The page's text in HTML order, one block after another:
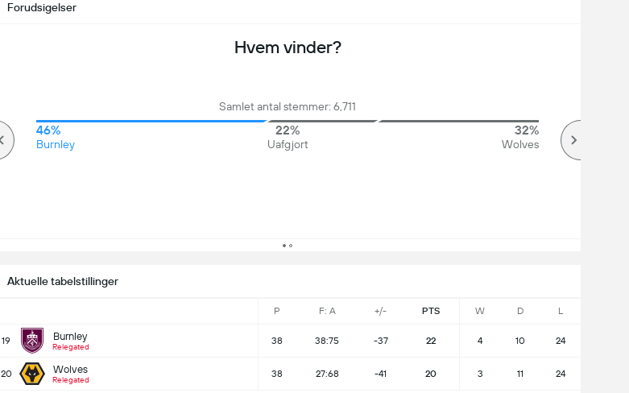
Aktuelle tabelstillinger
P F: A +/- PTS W D L
19 Burnley
Relegated
38 38:75 -37 22 4 10 24
20 Wolves
Relegated
38 27:68 -41 20 3 11 24
Forudsigelser
Hvem vinder?
Samlet antal stemmer: 6,711
46%
Burnley
22%
Uafgjort
32%
Wolves